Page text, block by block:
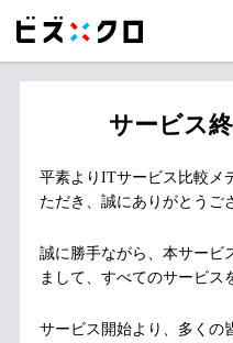
サービス
平素よりITサービス比較メ
ただき、誠にありがとうご
誠に勝手ながら、本サービ
まして、すべてのサービス
サービス開始より、多くの